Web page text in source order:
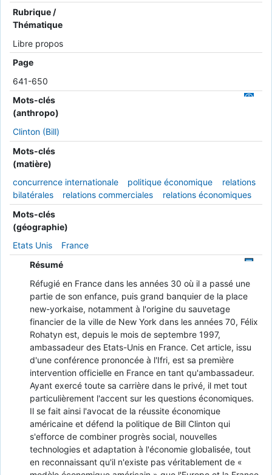
Rubrique /
Thématique
Libre propos
Page
641-650
Mots-clés
(anthropo)
Clinton (Bill)
Mots-clés
(matière)
concurrence internationale
politique économique
relations
bilatérales
relations commerciales
relations économiques
Mots-clés
(géographie)
Etats Unis
France
Résumé
Réfugié en France dans les années 30 où il a passé une
partie de son enfance, puis grand banquier de la place
new-yorkaise, notamment à l'origine du sauvetage
financier de la ville de New York dans les années 70, Félix
Rohatyn est, depuis le mois de septembre 1997,
ambassadeur des Etats-Unis en France. Cet article, issu
d'une conférence prononcée à l'Ifri, est sa première
intervention officielle en France en tant qu'ambassadeur.
Ayant exercé toute sa carrière dans le privé, il met tout
particulièrement l'accent sur les questions économiques.
Il se fait ainsi l'avocat de la réussite économique
américaine et défend la politique de Bill Clinton qui
s'efforce de combiner progrès social, nouvelles
technologies et adaptation à l'économie globalisée, tout
en reconnaissant qu'il n'existe pas véritablement de «